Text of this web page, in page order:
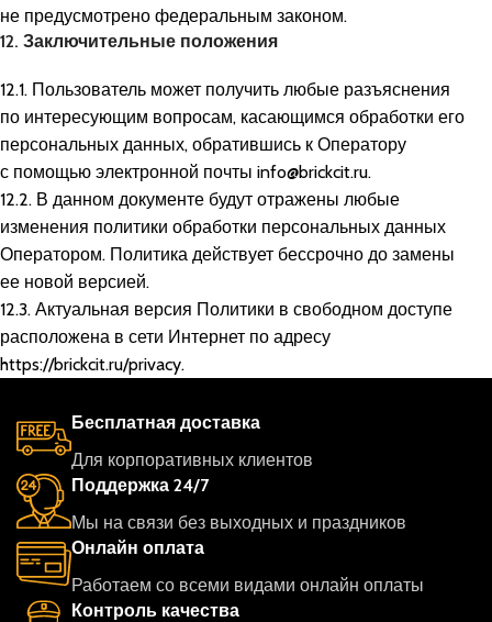
не предусмотрено федеральным законом.
12. Заключительные положения
12.1. Пользователь может получить любые разъяснения
по интересующим вопросам, касающимся обработки его
персональных данных, обратившись к Оператору
с помощью электронной почты info@brickcit.ru.
12.2. В данном документе будут отражены любые
изменения политики обработки персональных данных
Оператором. Политика действует бессрочно до замены
ее новой версией.
12.3. Актуальная версия Политики в свободном доступе
расположена в сети Интернет по адресу
https://brickcit.ru/privacy.
Бесплатная доставка
Для корпоративных клиентов
Поддержка 24/7
Мы на связи без выходных и праздников
Онлайн оплата
Работаем со всеми видами онлайн оплаты
Контроль качества